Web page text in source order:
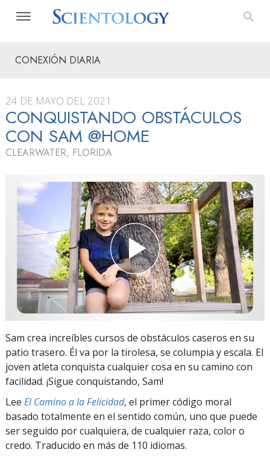
CONEXIÓN DIARIA
24 DE MAYO DEL 2021
CONQUISTANDO OBSTÁCULOS
CON SAM @HOME
CLEARWATER, FLORIDA
Sam crea increíbles cursos de obstáculos caseros en su
patio trasero. Él va por la tirolesa, se columpia y escala. El
joven atleta conquista cualquier cosa en su camino con
facilidad. ¡Sigue conquistando, Sam!
Lee El Camino a la Felicidad, el primer código moral
basado totalmente en el sentido común, uno que puede
ser seguido por cualquiera, de cualquier raza, color o
credo. Traducido en más de 110 idiomas.